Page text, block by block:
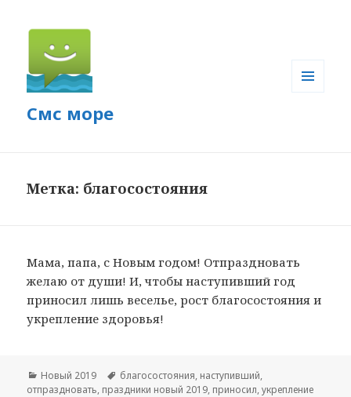
Смс море
Метка: благосостояния
Мама, папа, с Новым годом! Отпраздновать
желаю от души! И, чтобы наступивший год
приносил лишь веселье, рост благосостояния и
укрепление здоровья!
Рубрики
Новый 2019 Метки
благосостояния, наступивший,
отпраздновать, праздники новый 2019, приносил,укрепление